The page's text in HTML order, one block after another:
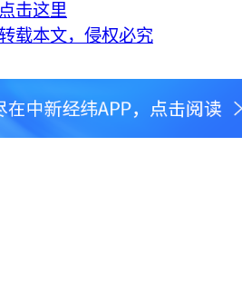
击这里
载本文，侵权必究